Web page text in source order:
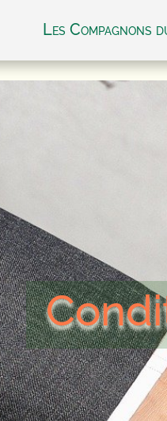
Les Compagnons